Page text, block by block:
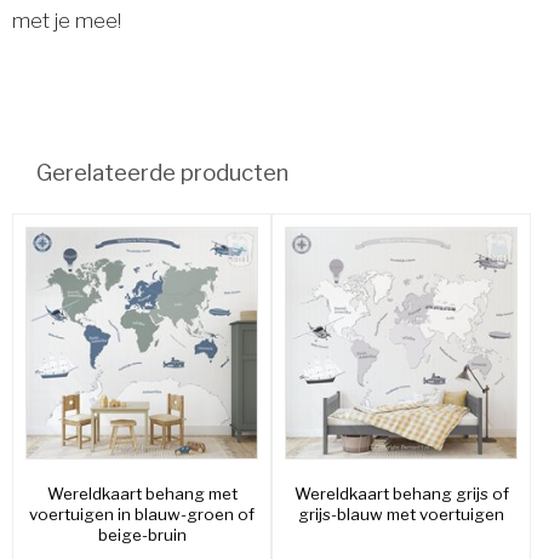
met je mee!
Gerelateerde producten
Wereldkaart behang met
voertuigen in blauw-groen of
beige-bruin
Wereldkaart behang grijs of
grijs-blauw met voertuigen